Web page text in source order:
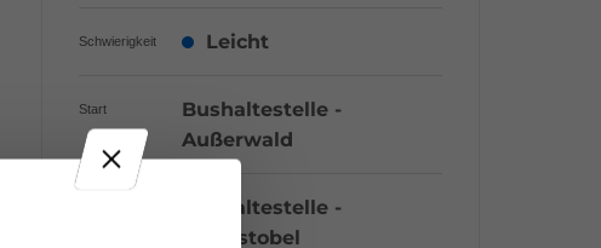
Schwierigkeit Leicht
Start
Bushaltestelle -
Außerwald
Bushaltestelle -
Stelzistobel